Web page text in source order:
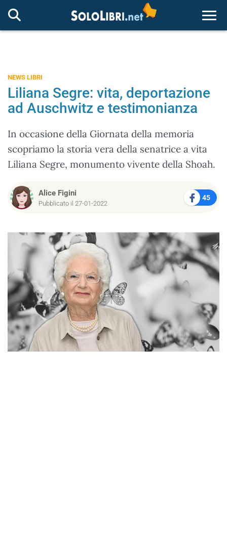
NEWS LIBRI
Liliana Segre: vita, deportazione
ad Auschwitz e testimonianza
In occasione della Giornata della memoria
scopriamo la storia vera della senatrice a vita
Liliana Segre, monumento vivente della Shoah.
Alice Figini
Pubblicato il 27-01-2022
45